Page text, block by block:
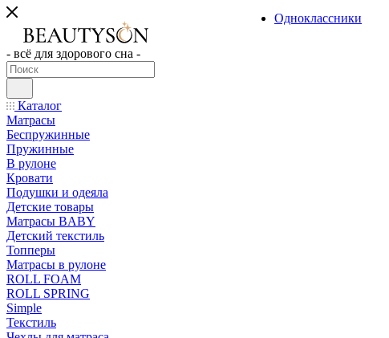
- всё для здорового сна -
Каталог
Матрасы
Беспружинные
Пружинные
В рулоне
Кровати
Подушки и одеяла
Детские товары
Матрасы BABY
Детский текстиль
Топперы
Матрасы в рулоне
ROLL FOAM
ROLL SPRING
Simple
Текстиль
Одноклассники